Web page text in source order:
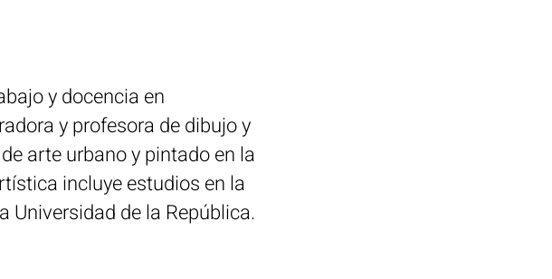
y docencia en
y profesora de dibujo y
arte urbano y pintado en la
incluye estudios en la
Universidad de la República.